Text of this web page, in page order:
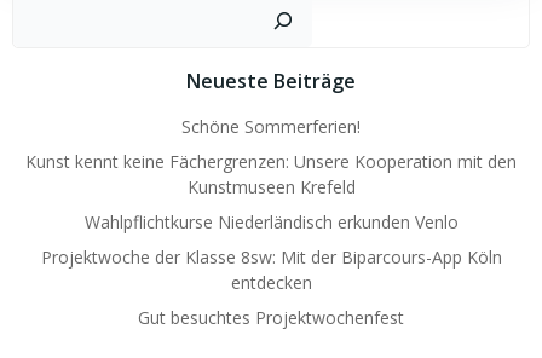
Neueste Beiträge
Schöne Sommerferien!
Kunst kennt keine Fächergrenzen: Unsere Kooperation mit den
Kunstmuseen Krefeld
Wahlpflichtkurse Niederländisch erkunden Venlo
Projektwoche der Klasse 8sw: Mit der Biparcours-App Köln
entdecken
Gut besuchtes Projektwochenfest